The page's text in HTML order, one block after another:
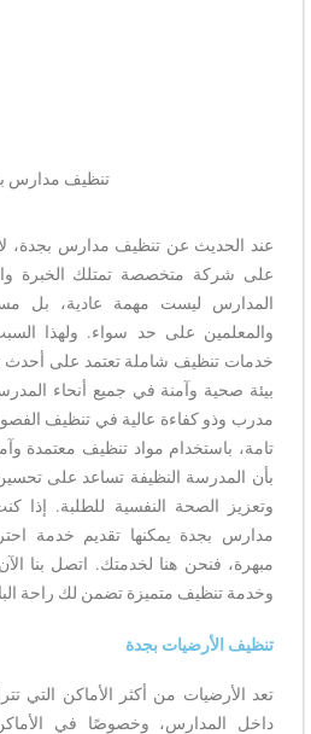
تنظيف مدارس
عند الحديث عن تنظيف مدارس بجدة، لا
على شركة متخصصة تمتلك الخبرة
المدارس ليست مهمة عادية، بل
والمعلمين على حد سواء. ولهذا
خدمات تنظيف شاملة تعتمد على أحدث
بيئة صحية وآمنة في جميع أنحاء
مدرب وذو كفاءة عالية في تنظيف
تامة، باستخدام مواد تنظيف معتمدة
بأن المدرسة النظيفة تساعد على
وتعزيز الصحة النفسية للطلبة.
مدارس بجدة يمكنها تقديم خدمة
مبهرة، فنحن هنا لخدمتك. اتصل
وخدمة تنظيف متميزة تضمن لك راحة
تنظيف الأرضيات بجدة
تعد الأرضيات من أكثر الأماكن التي
داخل المدارس، وخصوصًا في